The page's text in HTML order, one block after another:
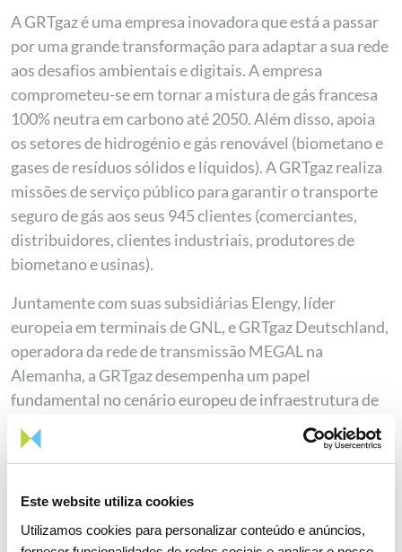
Este website utiliza cookies
Utilizamos cookies para personalizar conteúdo e anúncios,
A GRTgaz é uma empresa inovadora que está a passar
por uma grande transformação para adaptar a sua rede
aos desafios ambientais e digitais. A empresa
comprometeu-se em tornar a mistura de gás francesa
100% neutra em carbono até 2050. Além disso, apoia
os setores de hidrogénio e gás renovável (biometano e
gases de resíduos sólidos e líquidos). A GRTgaz realiza
missões de serviço público para garantir o transporte
seguro de gás aos seus 945 clientes (comerciantes,
distribuidores, clientes industriais, produtores de
biometano e usinas).
Juntamente com suas subsidiárias Elengy, líder
europeia em terminais de GNL, e GRTgaz Deutschland,
operadora da rede de transmissão MEGAL na
Alemanha, a GRTgaz desempenha um papel
fundamental no cenário europeu de infraestrutura de
gás.
A empresa partilha internacionalmente o seu know-
seu centro de investigação RICE. Encontre mais
informações emhttps://www.grtgaz.com/e no